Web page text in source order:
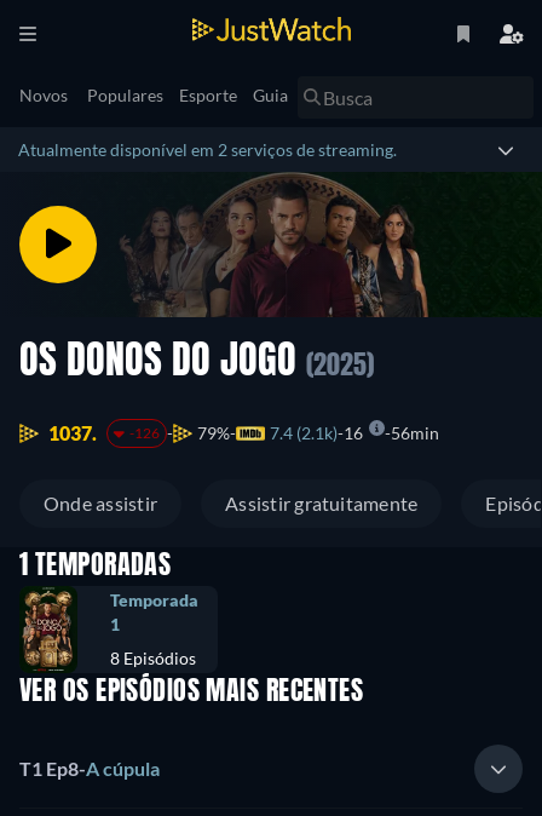
Novos Populares Esporte Guia
Atualmente disponível em 2 serviços de streaming.
OS DONOS DO JOGO (2025)
1037. -126 79% 7.4 (2.1k) 16 56min
Onde assistir Assistir gratuitamente
1 TEMPORADAS
Temporada
1
8 Episódios
VER OS EPISÓDIOS MAIS RECENTES
T1 Ep8-A cúpula